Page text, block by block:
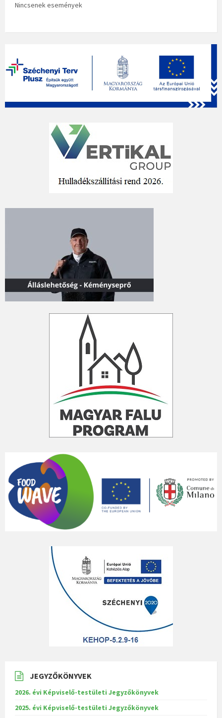
Nincsenek események
JEGYZŐKÖNYVEK
2026. évi Képviselő-testületi Jegyzőkönyvek
2025. évi Képviselő-testületi Jegyzőkönyvek